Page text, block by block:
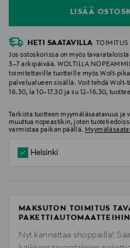
LISÄÄ
HETI SAATAVILLA
Jos ostoskorissa on myös
3–7 arkipäivää. WOLTILLA
toimitettaville tuotteille myös Wolt-
palvelualueen sisällä. Voit tehdä Wolt-
18.30, la 10–17.30 ja su 12–16.30,
Tarkista tuotteen myymäläsaatavuus
muuttua nopeastikin, joten
varmistaa paikan päällä.
Helsinki
MAKSUTON TOIMITUS
PAKETTIAUTOMAATTEIHIN
Nyt kannattaa shoppailla!